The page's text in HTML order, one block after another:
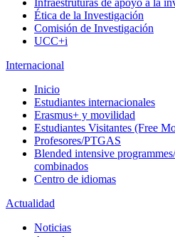
Infraestruturas de apoyo a la
Ética de la Investigación
Comisión de Investigación
UCC+i
Internacional
Inicio
Estudiantes internacionales
Erasmus+ y movilidad
Estudiantes Visitantes (Free
Profesores/PTGAS
Blended intensive
combinados
Centro de idiomas
Actualidad
Noticias